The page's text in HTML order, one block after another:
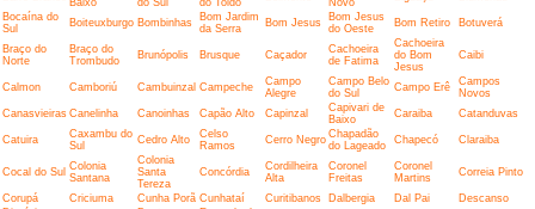
Bocaína do
Sul
Boiteuxburgo Bombinhas
Bom Jardim
da Serra
Bom Jesus
Bom Jesus
do Oeste
Bom Retiro Botuverá
Braço do
Norte
Braço do
Trombudo
Brunópolis Brusque Caçador
Cachoeira
de Fatima
Cachoeira
do Bom
Jesus
Caibi
Calmon Camboriú Cambuinzal Campeche
Campo
Alegre
Campo Belo
do Sul
Campo Erê
Campos
Novos
Canasvieiras Canelinha Canoinhas Capão Alto Capinzal
Capivari de
Baixo
Caraiba Catanduvas
Catuira
Caxambu do
Sul
Cedro Alto
Celso
Ramos
Cerro Negro Chapadão
do Lageado
Chapecó Claraiba
Cocal do Sul Colonia
Santana
Colonia
Santa
Tereza
Concórdia
Cordilheira
Alta
Coronel
Freitas
Coronel
Martins
Correia Pinto
Corupá Criciuma Cunha Porã Cunhataí Curitibanos Dalbergia Dal Pai
Descanso